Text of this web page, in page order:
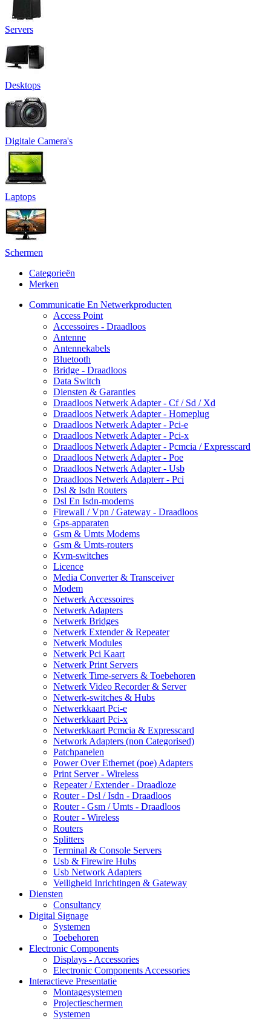
Servers
Desktops
Digitale Camera's
Laptops
Schermen
Categorieën
Merken
Communicatie En Netwerkproducten
Access Point
Accessoires - Draadloos
Antenne
Antennekabels
Bluetooth
Bridge - Draadloos
Data Switch
Diensten & Garanties
Draadloos Netwerk Adapter - Cf / Sd / Xd
Draadloos Netwerk Adapter - Homeplug
Draadloos Netwerk Adapter - Pci-e
Draadloos Netwerk Adapter - Pci-x
Draadloos Netwerk Adapter - Pcmcia / Expresscard
Draadloos Netwerk Adapter - Poe
Draadloos Netwerk Adapter - Usb
Draadloos Netwerk Adapterr - Pci
Dsl & Isdn Routers
Dsl En Isdn-modems
Firewall / Vpn / Gateway - Draadloos
Gps-apparaten
Gsm & Umts Modems
Gsm & Umts-routers
Kvm-switches
Licence
Media Converter & Transceiver
Modem
Netwerk Accessoires
Netwerk Adapters
Netwerk Bridges
Netwerk Extender & Repeater
Netwerk Modules
Netwerk Pci Kaart
Netwerk Print Servers
Netwerk Time-servers & Toebehoren
Netwerk Video Recorder & Server
Netwerk-switches & Hubs
Netwerkkaart Pci-e
Netwerkkaart Pci-x
Netwerkkaart Pcmcia & Expresscard
Network Adapters (non Categorised)
Patchpanelen
Power Over Ethernet (poe) Adapters
Print Server - Wireless
Repeater / Extender - Draadloze
Router - Dsl / Isdn - Draadloos
Router - Gsm / Umts - Draadloos
Router - Wireless
Routers
Splitters
Terminal & Console Servers
Usb & Firewire Hubs
Usb Network Adapters
Veiligheid Inrichtingen & Gateway
Diensten
Consultancy
Digital Signage
Systemen
Toebehoren
Electronic Components
Displays - Accessories
Electronic Components Accessories
Interactieve Presentatie
Montagesystemen
Projectieschermen
Systemen